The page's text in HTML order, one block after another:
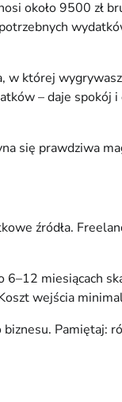
około 9500 zł
w której
– daje spokój
się prawdziwa
źródła.
6–12 miesiącach
wejścia
Pamiętaj: